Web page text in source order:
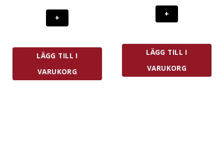
Salt/Pepparkvarn
LÄGG TILL I
VARUKORG
Salt/Pepparkvarn
LÄGG TILL I
VARUKORG